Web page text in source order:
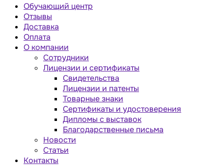
Обучающий центр
Отзывы
Доставка
Оплата
О компании
Сотрудники
Лицензии и сертификаты
Свидетельства
Лицензии и патенты
Товарные знаки
Сертификаты и удостоверения
Дипломы с выставок
Благодарственные письма
Новости
Статьи
Контакты